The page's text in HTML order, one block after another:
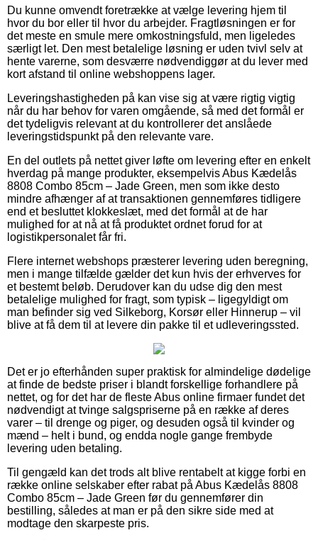
Du kunne omvendt foretrække at vælge levering hjem til
hvor du bor eller til hvor du arbejder. Fragtløsningen er for
det meste en smule mere omkostningsfuld, men ligeledes
særligt let. Den mest betalelige løsning er uden tvivl selv at
hente varerne, som desværre nødvendiggør at du lever med
kort afstand til online webshoppens lager.
Leveringshastigheden på kan vise sig at være rigtig vigtig
når du har behov for varen omgående, så med det formål er
det tydeligvis relevant at du kontrollerer det anslåede
leveringstidspunkt på den relevante vare.
En del outlets på nettet giver løfte om levering efter en enkelt
hverdag på mange produkter, eksempelvis Abus Kædelås
8808 Combo 85cm – Jade Green, men som ikke desto
mindre afhænger af at transaktionen gennemføres tidligere
end et besluttet klokkeslæt, med det formål at de har
mulighed for at nå at få produktet ordnet forud for at
logistikpersonalet får fri.
Flere internet webshops præsterer levering uden beregning,
men i mange tilfælde gælder det kun hvis der erhverves for
et bestemt beløb. Derudover kan du udse dig den mest
betalelige mulighed for fragt, som typisk – ligegyldigt om
man befinder sig ved Silkeborg, Korsør eller Hinnerup – vil
blive at få dem til at levere din pakke til et udleveringssted.
Det er jo efterhånden super praktisk for almindelige dødelige
at finde de bedste priser i blandt forskellige forhandlere på
nettet, og for det har de fleste Abus online firmaer fundet det
nødvendigt at tvinge salgspriserne på en række af deres
varer – til drenge og piger, og desuden også til kvinder og
mænd – helt i bund, og endda nogle gange frembyde
levering uden betaling.
Til gengæld kan det trods alt blive rentabelt at kigge forbi en
række online selskaber efter rabat på Abus Kædelås 8808
Combo 85cm – Jade Green før du gennemfører din
bestilling, således at man er på den sikre side med at
modtage den skarpeste pris.